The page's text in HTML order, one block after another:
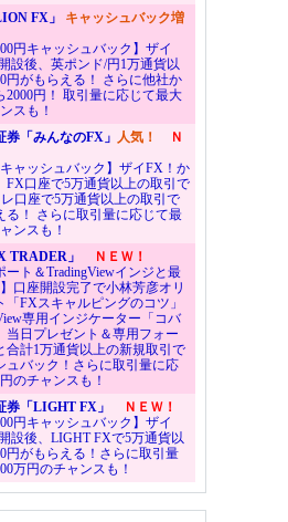
FX」 キャッシュバック増
円キャッシュバック】ザイ
設後、英ポンド/円1万通貨以
円がもらえる！ さらに他社か
2000円！ 取引量に応じて最大
スも！
券「みんなのFX」 人気！
Ｎ
キャッシュバック】ザイFX！か
FX口座で5万通貨以上の取引で
口座で5万通貨以上の取引で
る！ さらに取引量に応じて最
ンスも！
TRADER」
ＮＥＷ！
ート＆TradingViewインジと最
口座開設完了で小林芳彦オリ
「FXスキャルピングのコツ」
専用インジケーター「コバ
当日プレゼント＆専用フォー
合計1万通貨以上の新規取引で
ュバック！さらに取引量に応
のチャンスも！
券「LIGHT FX」
ＮＥＷ！
円キャッシュバック】ザイ
設後、LIGHT FXで5万通貨以
円がもらえる！さらに取引量
万円のチャンスも！